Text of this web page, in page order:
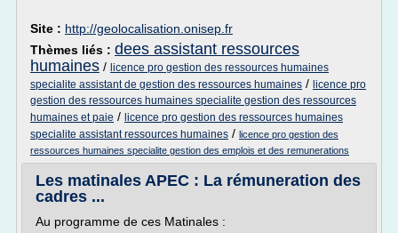
Site : http://geolocalisation.onisep.fr
Thèmes liés : dees assistant ressources
humaines / licence pro gestion des ressources humaines
specialite assistant de gestion des ressources humaines / licence pro
gestion des ressources humaines specialite gestion des ressources
humaines et paie / licence pro gestion des ressources humaines
specialite assistant ressources humaines / licence pro gestion des
ressources humaines specialite gestion des emplois et des remunerations
Les matinales APEC : La rémuneration des
cadres ...
Au programme de ces Matinales :